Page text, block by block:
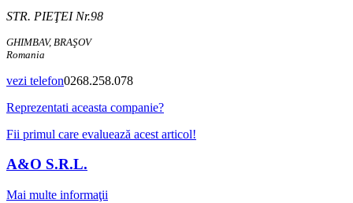
STR. PIEŢEI Nr.98
GHIMBAV, BRAŞOV
Romania
vezi telefon0268.258.078
Reprezentati aceasta companie?
Fii primul care evaluează acest articol!
A&O S.R.L.
Mai multe informaţii